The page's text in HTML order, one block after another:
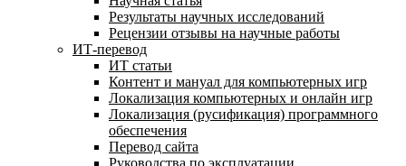
Результаты научных исследований
Рецензии отзывы на научные работы
ИТ-перевод
ИТ статьи
Контент и мануал для компьютерных игр
Локализация компьютерных и онлайн игр
Локализация (русификация) программного
обеспечения
Перевод сайта
Руководства по эксплуатации